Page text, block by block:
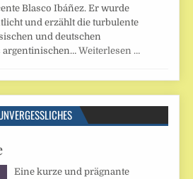
Blasco Ibáñez. Er wurde
und erzählt die turbulente
und deutschen
argentinischen…Weiterlesen …
Eine kurze und prägnante